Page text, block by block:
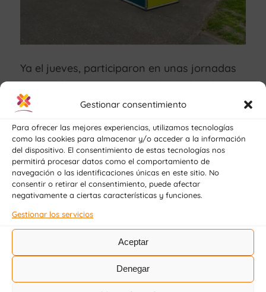
Gestionar consentimiento
Para ofrecer las mejores experiencias, utilizamos tecnologías
como las cookies para almacenar y/o acceder a la información
del dispositivo. El consentimiento de estas tecnologías nos
permitirá procesar datos como el comportamiento de
navegación o las identificaciones únicas en este sitio. No
consentir o retirar el consentimiento, puede afectar
negativamente a ciertas características y funciones.
Gestionar los servicios
Aceptar
Denegar
Ya el jueves, participaron en unas jornadas
nacionales orientadas a toda la plantilla de
profesionales que conforman la familia de
cada dos años y este año su sede ha sido en
#Maastricht.